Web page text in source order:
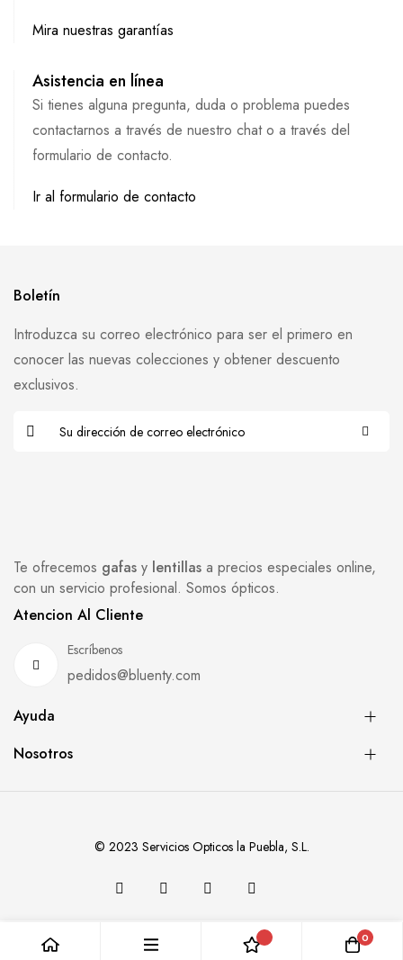
Mira nuestras garantías
Asistencia en línea
Si tienes alguna pregunta, duda o problema puedes
contactarnos a través de nuestro chat o a través del
formulario de contacto.
Ir al formulario de contacto
Te ofrecemos gafas y lentillas a precios especiales online,
con un servicio profesional. Somos ópticos.
Atencion Al Cliente
Escríbenos
pedidos@bluenty.com
Ayuda
Nosotros
Boletín
Introduzca su correo electrónico para ser el primero en
conocer las nuevas colecciones y obtener descuento
exclusivos.
© 2023 Servicios Opticos la Puebla, S.L.
0